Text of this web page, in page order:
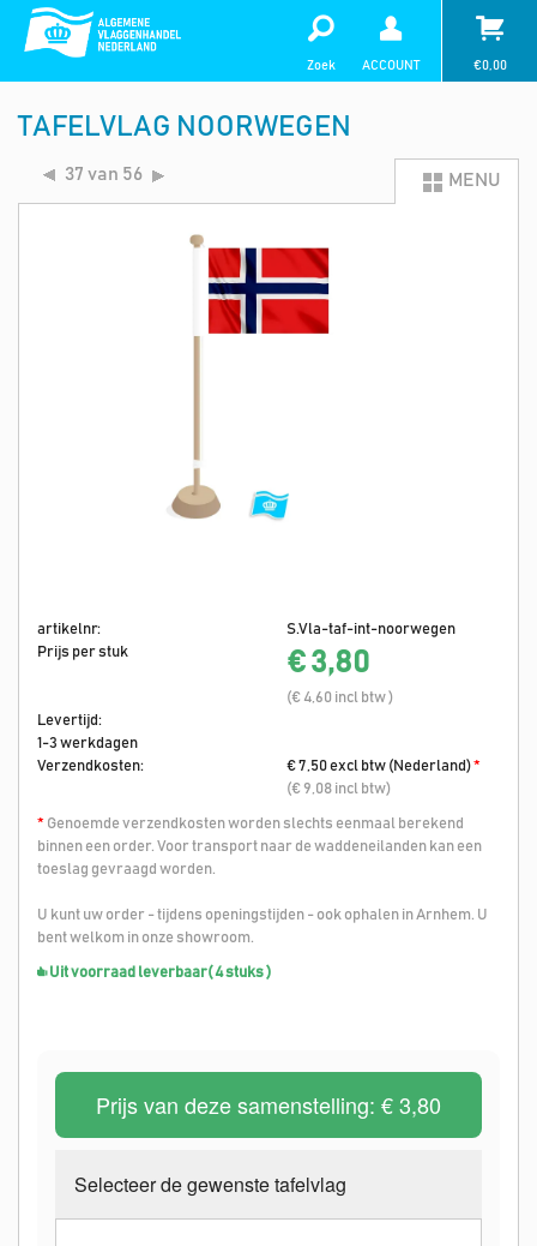
Zoek ACCOUNT €0,00
TAFELVLAG NOORWEGEN
37 van 56 MENU
artikelnr:
S.Vla-taf-int-noorwegen
Prijs per stuk
€ 3,80
(€ 4,60 incl btw )
Levertijd:
1-3 werkdagen
Verzendkosten:
€ 7,50 excl btw (Nederland)*
(€ 9,08 incl btw)
* Genoemde verzendkosten worden slechts eenmaal berekend
binnen een order. Voor transport naar de waddeneilanden kan een
toeslag gevraagd worden.
U kunt uw order - tijdens openingstijden - ook ophalen in Arnhem. U
bent welkom in onze showroom.
Uit voorraad leverbaar( 4 stuks )
Prijs van deze samenstelling: € 3,80
Selecteer de gewenste tafelvlag